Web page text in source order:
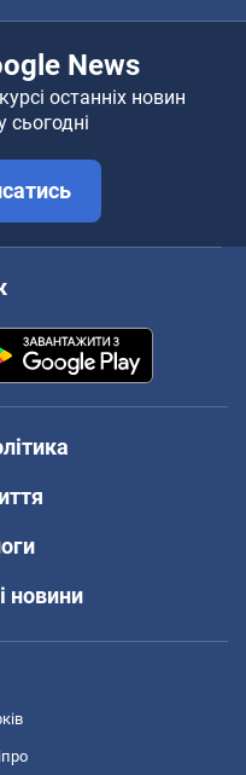
News
останніх новин
сьогодні
новини